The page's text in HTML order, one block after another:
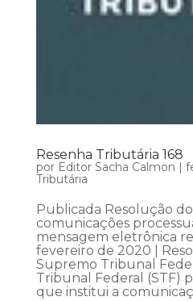
Resenha Tributária 168
por Editor Sacha Calmon |
Tributária
Publicada Resolução
comunicações
mensagem eletrônica
fevereiro de 2020 |
Supremo Tribunal
Tribunal Federal (STF)
que institui a